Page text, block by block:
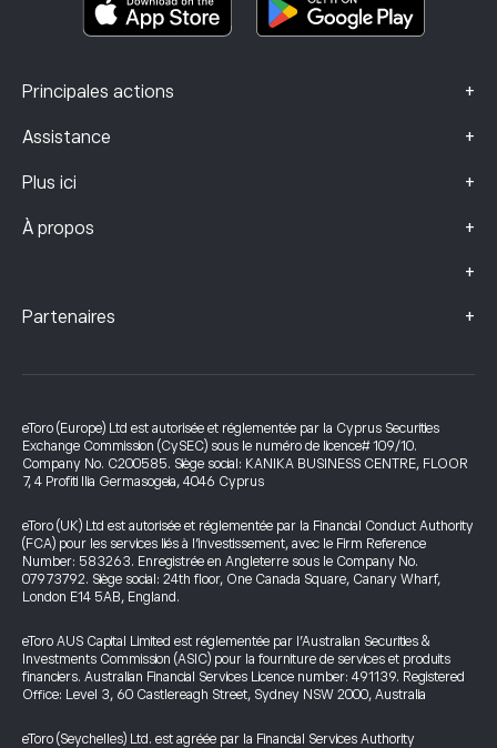
Principales actions +
Assistance +
Plus ici +
À propos +
+
Partenaires +
eToro (Europe) Ltd est autorisée et réglementée par la Cyprus Securities
Exchange Commission (CySEC) sous le numéro de licence# 109/10.
Company No. C200585. Siège social: KANIKA BUSINESS CENTRE, FLOOR
7, 4 Profiti Ilia Germasogeia, 4046 Cyprus
eToro (UK) Ltd est autorisée et réglementée par la Financial Conduct Authority
(FCA) pour les services liés à l’investissement, avec le Firm Reference
Number: 583263. Enregistrée en Angleterre sous le Company No.
07973792. Siège social: 24th floor, One Canada Square, Canary Wharf,
London E14 5AB, England.
eToro AUS Capital Limited est réglementée par l’Australian Securities &
Investments Commission (ASIC) pour la fourniture de services et produits
financiers. Australian Financial Services Licence number: 491139. Registered
Office: Level 3, 60 Castlereagh Street, Sydney NSW 2000, Australia
eToro (Seychelles) Ltd. est agréée par la Financial Services Authority